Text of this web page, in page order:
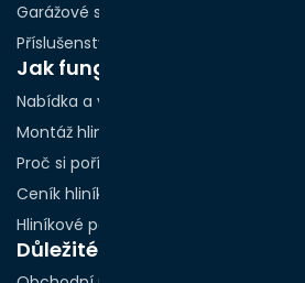
Garážové stání
Příslušenství
Jak funguje spolupráce?
Nabídka a vizualizace
Montáž hliníkových pergol podle měst
Proč si pořídit hliníkovou pergolu
Ceník hliníkových pergol
Hliníkové pergoly na míru
Důležité odkazy